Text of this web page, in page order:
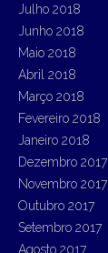
Julho 2018
Junho 2018
Maio 2018
Abril 2018
Março 2018
Fevereiro 2018
Janeiro 2018
Dezembro 2017
Novembro 2017
Outubro 2017
Setembro 2017
Agosto 2017